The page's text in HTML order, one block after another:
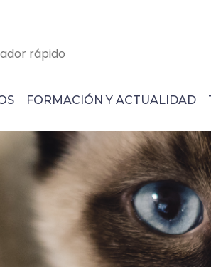
FORMACIÓN Y ACTUALIDAD